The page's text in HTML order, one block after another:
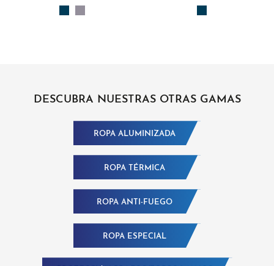
DESCUBRA NUESTRAS OTRAS GAMAS
ROPA ALUMINIZADA
ROPA TÉRMICA
ROPA ANTI-FUEGO
ROPA ESPECIAL